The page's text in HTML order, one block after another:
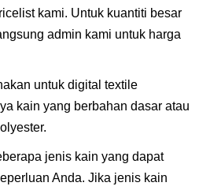
kami. Untuk kuantiti besar
admin kami untuk harga
untuk digital textile
kain yang berbahan dasar atau
jenis kain yang dapat
Anda. Jika jenis kain